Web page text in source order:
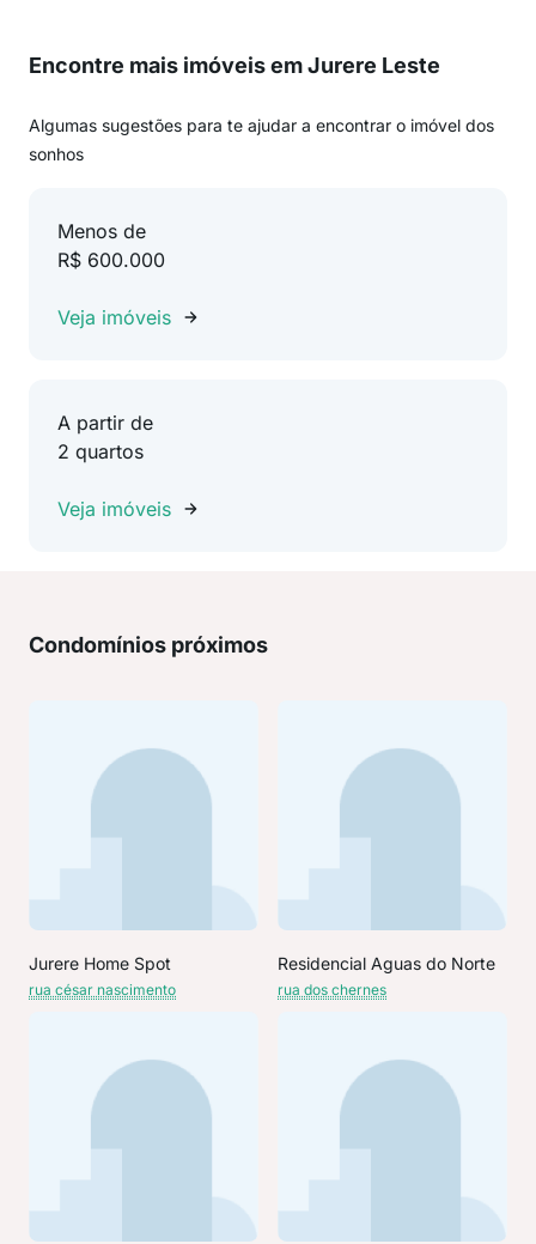
Encontre mais imóveis em Jurere Leste
Algumas sugestões para te ajudar a encontrar o imóvel dos
sonhos
Menos de
R$ 600.000
Veja imóveis
A partir de
2 quartos
Veja imóveis
Condomínios próximos
Jurere Home Spot
rua césar nascimento
Residencial Aguas do Norte
rua dos chernes